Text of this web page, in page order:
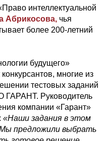
интеллектуальной
Абрикосова, чья
более 200-летний
будущего»
многие из
тестовых заданий
ГАРАНТ. Руководитель
компании «Гарант»
«Наши задания в этом
предложили выбрать